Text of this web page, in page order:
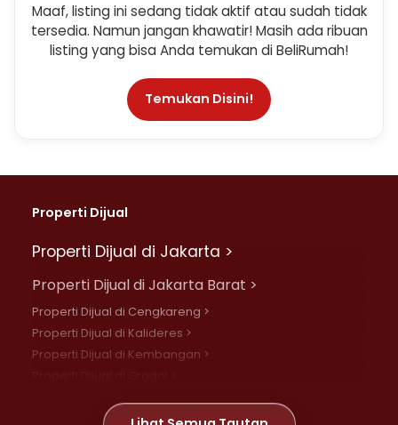
Maaf, listing ini sedang tidak aktif atau sudah tidak
tersedia. Namun jangan khawatir! Masih ada ribuan
listing yang bisa Anda temukan di BeliRumah!
Temukan Disini!
Properti Dijual
Properti Dijual di Jakarta >
Properti Dijual di Jakarta Barat >
Properti Dijual di Cengkareng >
Properti Dijual di Kalideres >
Properti Dijual di Kembangan >
Properti Dijual di Meruya >